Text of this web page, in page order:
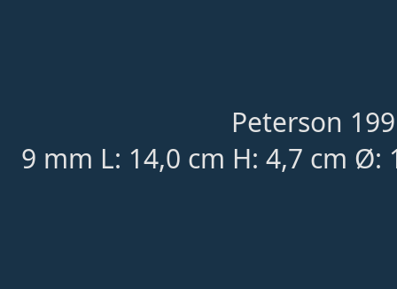
Peterson
9 mm L: 14,0 cm H: 4,7 cm Ø: